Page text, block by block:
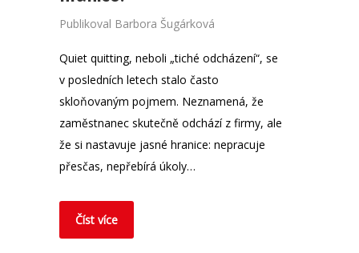
Publikoval Barbora Šugárková
Quiet quitting, neboli „tiché odcházení“, se
v posledních letech stalo často
skloňovaným pojmem. Neznamená, že
zaměstnanec skutečně odchází z firmy, ale
že si nastavuje jasné hranice: nepracuje
přesčas, nepřebírá úkoly…
Číst více